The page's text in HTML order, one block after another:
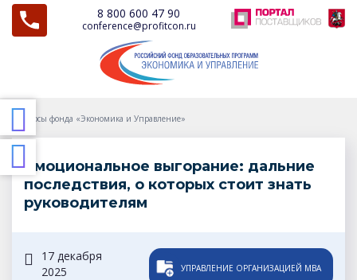
8 800 600 47 90
conference@profitcon.ru
Курсы фонда «Экономика и Управление»
Эмоциональное выгорание: дальние
последствия, о которых стоит знать
руководителям
17 декабря
2025
УПРАВЛЕНИЕ ОРГАНИЗАЦИЕЙ MBA